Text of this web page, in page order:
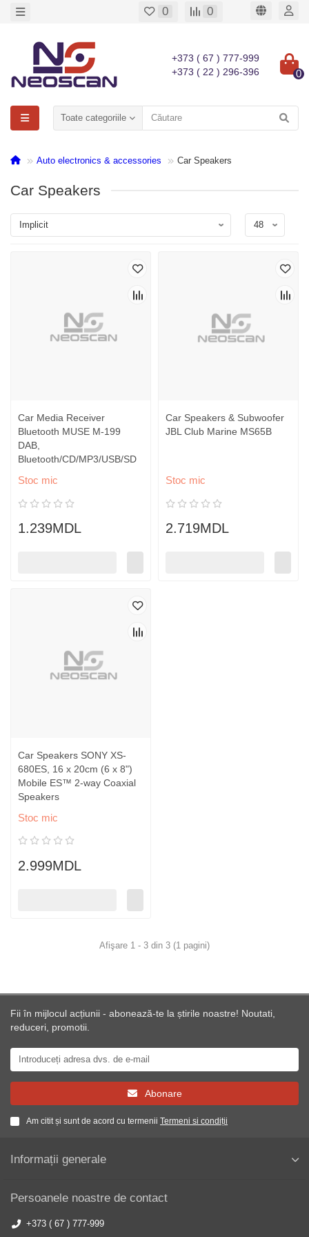
0 0
+373 ( 67 ) 777-999
+373 ( 22 ) 296-396
0
Toate categoriile
Auto electronics & accessories Car Speakers
Car Speakers
Car Media Receiver
Bluetooth MUSE M-199
DAB,
Bluetooth/CD/MP3/USB/SD
Stoc mic
1.239MDL
Car Speakers & Subwoofer
JBL Club Marine MS65B
Stoc mic
2.719MDL
Car Speakers SONY XS-
680ES, 16 x 20cm (6 x 8")
Mobile ES™ 2-way Coaxial
Speakers
Stoc mic
2.999MDL
Afişare 1 - 3 din 3 (1 pagini)
Fii în mijlocul acțiunii - abonează-te la știrile noastre! Noutati,
reduceri, promotii.
Abonare
Am citit și sunt de acord cu termenii Termeni si condiții
Informații generale
Persoanele noastre de contact
+373 ( 67 ) 777-999